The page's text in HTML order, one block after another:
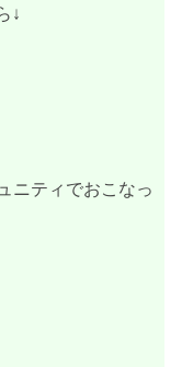
↓
ニティでおこなっ